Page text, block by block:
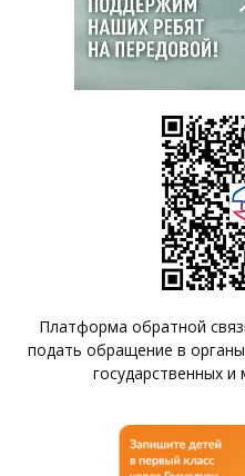
Платформа обратной
подать обращение в
государственных и